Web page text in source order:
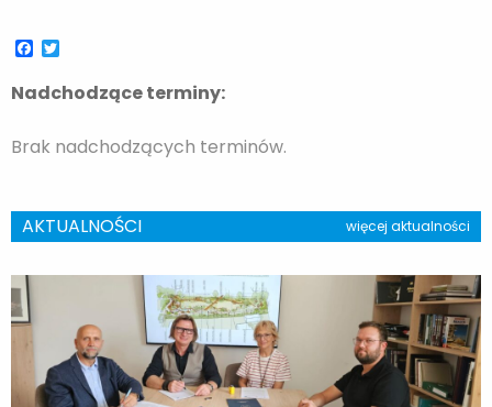
Facebook
Nadchodzące terminy:
Brak nadchodzących terminów.
AKTUALNOŚCI więcej aktualności